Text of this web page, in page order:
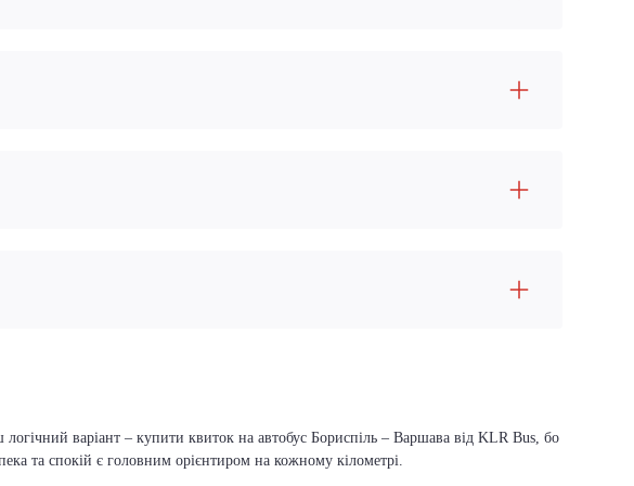
варіант – купити квиток на автобус Бориспіль – Варшава від KLR Bus, бо
та спокій є головним орієнтиром на кожному кілометрі.